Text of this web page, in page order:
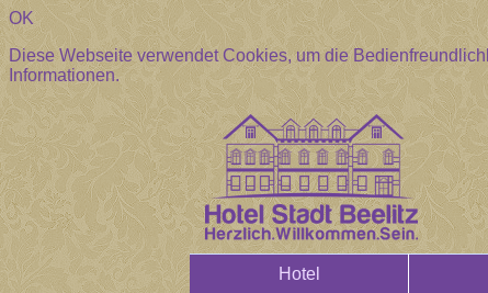
OK
Diese Webseite verwendet Cookies, um die
Informationen.
Hotel